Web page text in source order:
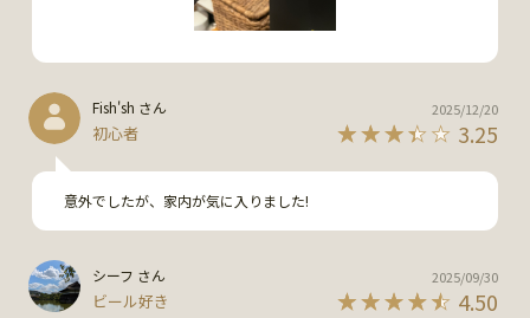
Fish'sh さん
初心者 3.25
2025/12/20
意外でしたが、家内が気に入りました!
シーフ さん
ビール好き 4.50
2025/09/30